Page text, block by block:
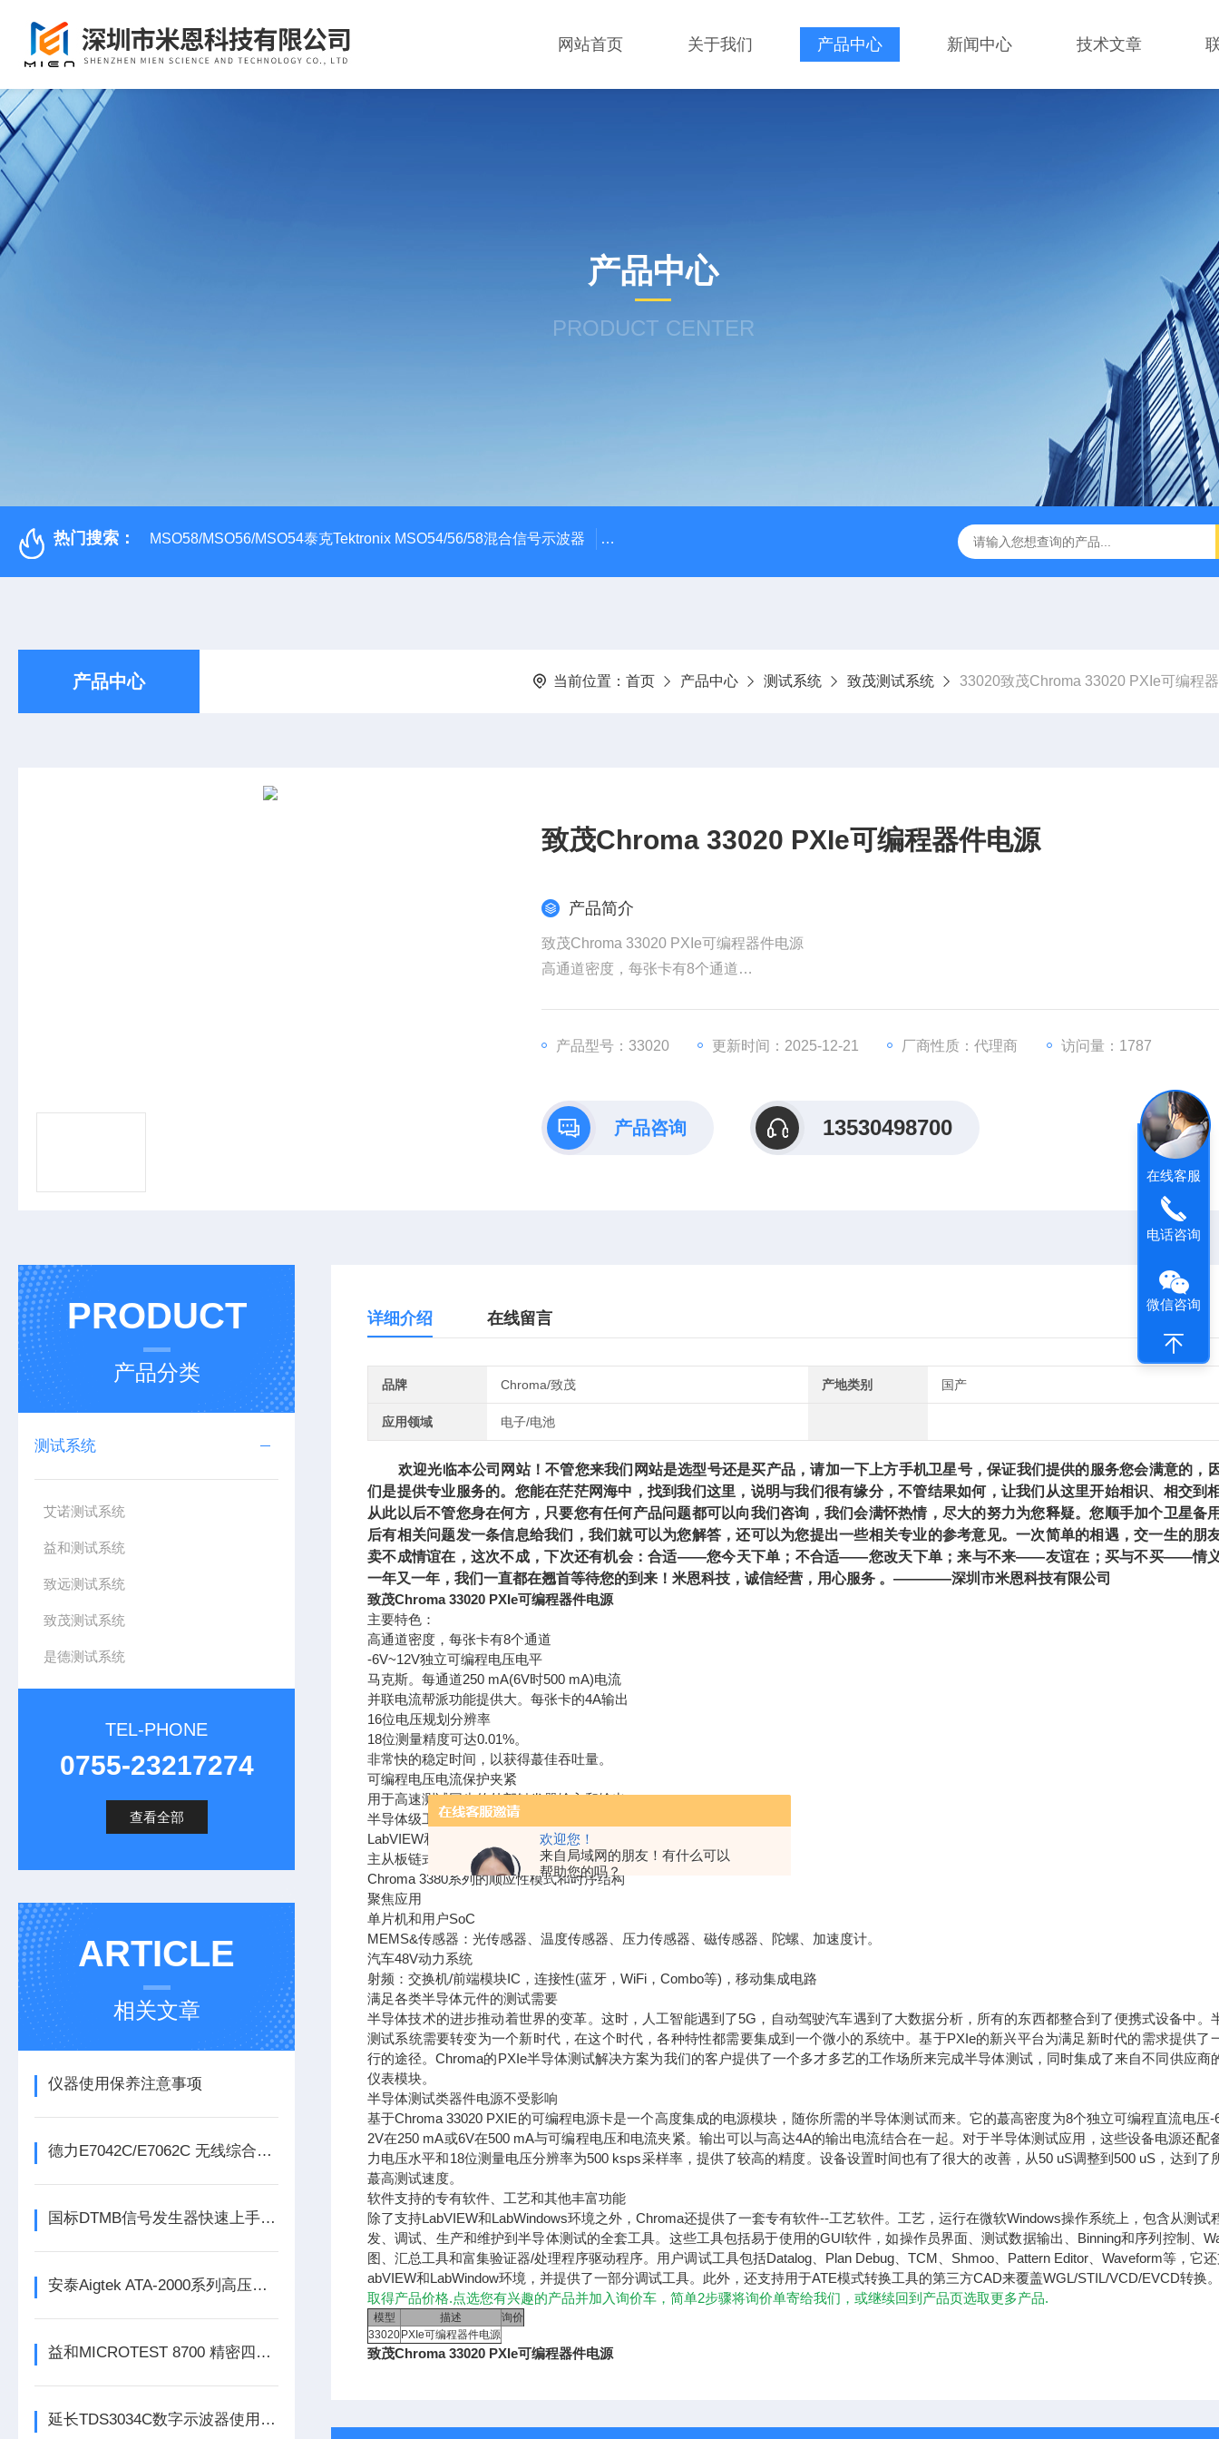
欢迎您！
来自局域网的朋友！有什么可以
帮助您的吗？
网站首页 关于我们 产品中心 新闻中心 技术文章
产品中心
PRODUCT CENTER
热门搜索： MSO58/MSO56/MSO54泰克Tektronix MSO54/56/58混合信号示波器 ME045/ME085/ME150PCB TDR特性阻抗测试仪 3380/3380P/3380D致茂Chroma 3380/
产品中心 当前位置： 首页 产品中心 测试系统 致茂测试系统 33020致茂Chroma 33020 PXIe可编程
致茂Chroma 33020 PXIe可编程器件电源
产品简介
致茂Chroma 33020 PXIe可编程器件电源
高通道密度，每张卡有8个通道
并联电流帮派功能提供大。每张卡的4A输出
非常快的稳定时间，以获得蕞佳吞吐量。
产品型号：33020 更新时间：2025-12-21 厂商性质：代理商 访问量：1787
产品咨询 13530498700
PRODUCT
产品分类
测试系统
艾诺测试系统
益和测试系统
致远测试系统
致茂测试系统
是德测试系统
TEL-PHONE
0755-23217274
查看全部
ARTICLE
相关文章
仪器使用保养注意事项
德力E7042C/E7062C 无线综合测试仪
国标DTMB信号发生器快速上手：PN420/595/945三种帧头怎么选
安泰Aigtek ATA-2000系列高压放大器
益和MICROTEST 8700 精密四线式线材测试仪
延长TDS3034C数字示波器使用寿命的五大保养技巧
详细介绍 在线留言
品牌 Chroma/致茂 产地类别 国产
应用领域 电子/电池
欢迎光临本公司网站！不管您来我们网站是选型号还是买产品，请加一下上方手机卫星号，保证我们提供的服务您会满意的，
们是提供专业服务的。您能在茫茫网海中，找到我们这里，说明与我们很有缘分，不管结果如何，让我们从这里开始相识、相交到
从此以后不管您身在何方，只要您有任何产品问题都可以向我们咨询，我们会满怀热情，尽大的努力为您释疑。您顺手加个卫星备
后有相关问题发一条信息给我们，我们就可以为您解答，还可以为您提出一些相关专业的参考意见。一次简单的相遇，交一生的朋
卖不成情谊在，这次不成，下次还有机会：合适——您今天下单；不合适——您改天下单；来与不来——友谊在；买与不买——情
一年又一年，我们一直都在翘首等待您的到来！米恩科技，诚信经营，用心服务 。————深圳市米恩科技有限公司
致茂Chroma 33020 PXIe可编程器件电源
主要特色：
高通道密度，每张卡有8个通道
-6V~12V独立可编程电压电平
马克斯。每通道250 mA(6V时500 mA)电流
并联电流帮派功能提供大。每张卡的4A输出
16位电压规划分辨率
18位测量精度可达0.01%。
非常快的稳定时间，以获得蕞佳吞吐量。
可编程电压电流保护夹紧
用于高速测试同步的外部触发器输入和输出
半导体级工艺.PXIe软件
LabVIEW和LabWindows支持
主从板链式结构
Chroma 3380系列的顺应性模式和时序结构
聚焦应用
单片机和用户SoC
MEMS&传感器：光传感器、温度传感器、压力传感器、磁传感器、陀螺、加速度计。
汽车48V动力系统
射频：交换机/前端模块IC，连接性(蓝牙，WiFi，Combo等)，移动集成电路
满足各类半导体元件的测试需要
半导体技术的进步推动着世界的变革。这时，人工智能遇到了5G，自动驾驶汽车遇到了大数据分析，所有的东西都整合到了便携式设备中。
测试系统需要转变为一个新时代，在这个时代，各种特性都需要集成到一个微小的系统中。基于PXIe的新兴平台为满足新时代的需求提供了
行的途径。Chroma的PXIe半导体测试解决方案为我们的客户提供了一个多才多艺的工作场所来完成半导体测试，同时集成了来自不同供应商
仪表模块。
半导体测试类器件电源不受影响
基于Chroma 33020 PXIE的可编程电源卡是一个高度集成的电源模块，随你所需的半导体测试而来。它的蕞高密度为8个独立可编程直流电压-
2V在250 mA或6V在500 mA与可编程电压和电流夹紧。输出可以与高达4A的输出电流结合在一起。对于半导体测试应用，这些设备电源还配
力电压水平和18位测量电压分辨率为500 ksps采样率，提供了较高的精度。设备设置时间也有了很大的改善，从50 uS调整到500 uS，达到了
蕞高测试速度。
软件支持的专有软件、工艺和其他丰富功能
除了支持LabVIEW和LabWindows环境之外，Chroma还提供了一套专有软件--工艺软件。工艺，运行在微软Windows操作系统上，包含从测试
发、调试、生产和维护到半导体测试的全套工具。这些工具包括易于使用的GUI软件，如操作员界面、测试数据输出、Binning和序列控制、
图、汇总工具和富集验证器/处理程序驱动程序。用户调试工具包括Datalog、Plan Debug、TCM、Shmoo、Pattern Editor、Waveform等，它
abVIEW和LabWindow环境，并提供了一部分调试工具。此外，还支持用于ATE模式转换工具的第三方CAD来覆盖WGL/STIL/VCD/EVCD转换
取得产品价格.点选您有兴趣的产品并加入询价车，简单2步骤将询价单寄给我们，或继续回到产品页选取更多产品.
模型 描述
询价
33020 PXIe可编程器件电源
致茂Chroma 33020 PXIe可编程器件电源
在线客服
电话咨询
微信咨询